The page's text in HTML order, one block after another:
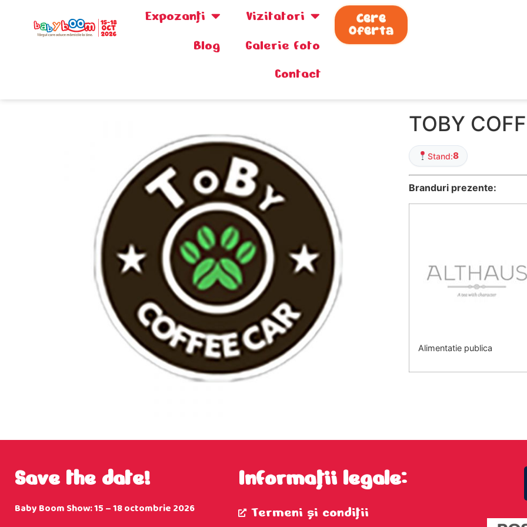
Expozanţi
Vizitatori
Blog
Galerie foto
Contact
Cere
Oferta
TOBY
Stand:8
Branduri prezente:
Alimentatie publica
Save the date!
Baby Boom Show: 15 – 18 octombrie 2026
Informații legale:
Termeni şi condiţii